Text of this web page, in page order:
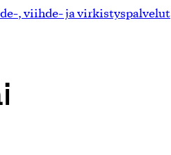
, viihde- ja virkistyspalvelut